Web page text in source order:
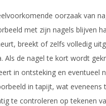
oorzaak van
met zijn nagels blijven
breekt of zelfs volledig
Als de nagel te kort wordt
in ontsteking en eventueel
in tapijt, wat eveneens
te controleren op tekenen